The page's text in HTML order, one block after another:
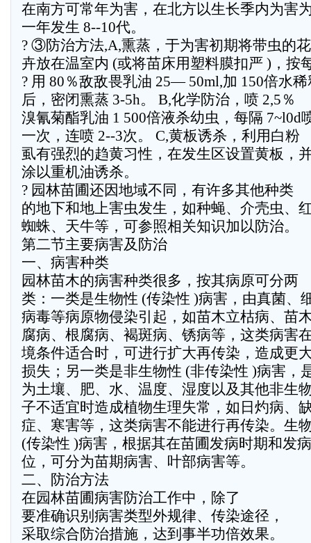
在南方可常年为害，在北方以生长季内为害
一年发生 8--10代。
? ③防治方法,A,熏蒸，于为害初期将带虫的花
卉放在温室内 (或将苗床用塑料膜扣严 )，按
? 用 80％敌敌畏乳油 25— 50ml,加 150倍水稀
后，密闭熏蒸 3-5h。 B,化学防治，喷 2,5％
溴氰菊酯乳油 1 500倍液杀幼虫，每隔 7~l0d
一次，连喷 2--3次。 C,黄板诱杀，利用白粉
虱有强烈的趋黄习性，在发生区设置黄板，
涂以重机油诱杀。
? 园林苗圃还因地域不同，有许多其他种类
的地下和地上害虫发生，如种蝇、介壳虫、
蜘蛛、天牛等，可参照相关知识加以防治。
第二节主要病害及防治
一、病害种类
园林苗木的病害种类很多，按其病原可分两
类：一类是生物性 (传染性 )病害，由真菌、
病毒等病原物侵染引起，如苗木立枯病、苗
腐病、根腐病、褐斑病、锈病等，这类病害
境条件适合时，可进行扩大再传染，造成更
损失；另一类是非生物性 (非传染性 )病害，
为土壤、肥、水、温度、湿度以及其他非生
子不适宜时造成植物生理失常，如日灼病、
症、寒害等，这类病害不能进行再传染。生
(传染性 )病害，根据其在苗圃发病时期和发
位，可分为苗期病害、叶部病害等。
二、防治方法
在园林苗圃病害防治工作中，除了
要准确识别病害类型外规律、传染途径，
采取综合防治措施，达到事半功倍效果。